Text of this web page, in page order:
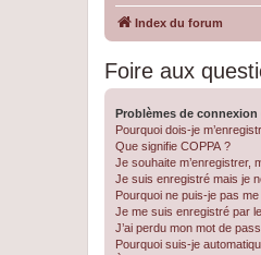
Index du forum
Foire aux
Problèmes de connexion
Pourquoi dois-je
Que signifie COPPA ?
Je souhaite m’enregistrer,
Je suis enregistré mais je
Pourquoi ne puis-je pas
Je me suis enregistré par
J’ai perdu mon mot de
Pourquoi suis-je